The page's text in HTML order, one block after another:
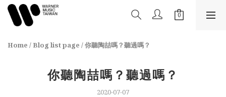
Home / Blog list page /你聽陶喆嗎？聽過嗎？
你聽陶喆嗎？聽過嗎？
2020-07-07